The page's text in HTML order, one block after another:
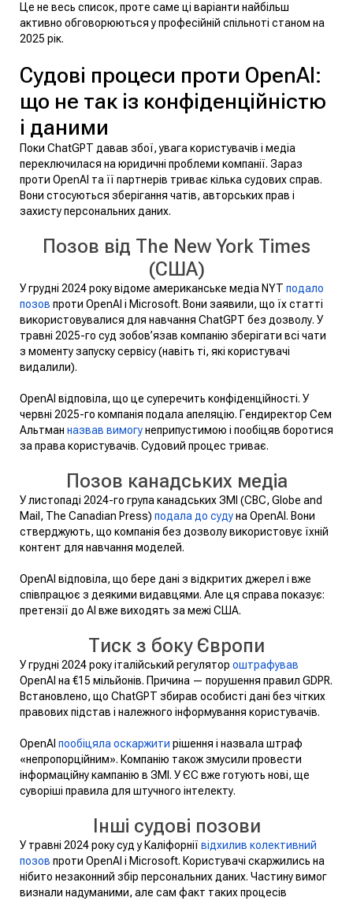
Це не весь список, проте саме ці варіанти найбільш
активно обговорюються у професійній спільноті станом на
2025 рік.
Судові процеси проти OpenAI:
що не так із конфіденційністю
і даними
Поки ChatGPT давав збої, увага користувачів і медіа
переключилася на юридичні проблеми компанії. Зараз
проти OpenAI та її партнерів триває кілька судових справ.
Вони стосуються зберігання чатів, авторських прав і
захисту персональних даних.
Позов від The New York Times
(США)
У грудні 2024 року відоме американське медіа NYT подало
позов проти OpenAI і Microsoft. Вони заявили, що їх статті
використовувалися для навчання ChatGPT без дозволу. У
травні 2025-го суд зобов’язав компанію зберігати всі чати
з моменту запуску сервісу (навіть ті, які користувачі
видалили).
OpenAI відповіла, що це суперечить конфіденційності. У
червні 2025-го компанія подала апеляцію. Гендиректор Сем
Альтман назвав вимогунеприпустимою і пообіцяв боротися
за права користувачів. Судовий процес триває.
Позов канадських медіа
У листопаді 2024-го група канадських ЗМІ (CBC, Globe and
Mail, The Canadian Press) подала до судуна OpenAI. Вони
стверджують, що компанія без дозволу використовує їхній
контент для навчання моделей.
OpenAI відповіла, що бере дані з відкритих джерел і вже
співпрацює з деякими видавцями. Але ця справа показує:
претензії до AI вже виходять за межі США.
Тиск з боку Європи
У грудні 2024 року італійський регулятор оштрафував
OpenAI на €15 мільйонів. Причина — порушення правил GDPR.
Встановлено, що ChatGPT збирав особисті дані без чітких
правових підстав і належного інформування користувачів.
OpenAI пообіцяла оскаржити рішення і назвала штраф
«непропорційним». Компанію також змусили провести
інформаційну кампанію в ЗМІ. У ЄС вже готують нові, ще
суворіші правила для штучного інтелекту.
Інші судові позови
У травні 2024 року суд у Каліфорнії відхилив колективний
позов проти OpenAI і Microsoft. Користувачі скаржились на
нібито незаконний збір персональних даних. Частину вимог
визнали надуманими, але сам факт таких процесів